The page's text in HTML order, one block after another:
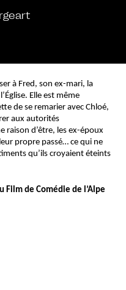
à Fred, son ex-mari, la
Elle est même
de se remarier avec Chloé,
aux autorités
raison d’être, les ex-époux
propre passé… ce qui ne
qu’ils croyaient éteints
Film de Comédie de l’Alpe